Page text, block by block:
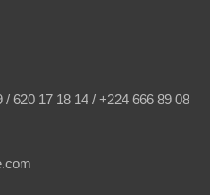
620 17 18 14 / +224 666 89 08